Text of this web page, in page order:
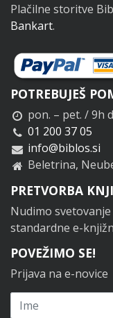
Plačilne storitve
Bankart.
POTREBUJEŠ
pon. – pet. / 9h
01 200 37 05
info@biblos.si
Beletrina,
PRETVORBA
Nudimo
standardne e-
POVEŽIMO SE!
Prijava na e-novice